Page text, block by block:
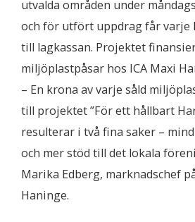
utvalda områden under
och för utfört uppdrag får varje
till lagkassan. Projektet
miljöplastpåsar hos ICA Maxi
– En krona av varje såld
till projektet ”För ett hållbart
resulterar i två fina saker –
och mer stöd till det lokala
Marika Edberg, marknadschef
Haninge.